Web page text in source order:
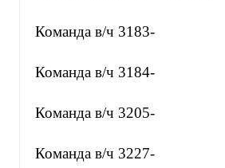
Команда в/ч 3183-
Команда в/ч 3184-
Команда в/ч 3205-
Команда в/ч 3227-